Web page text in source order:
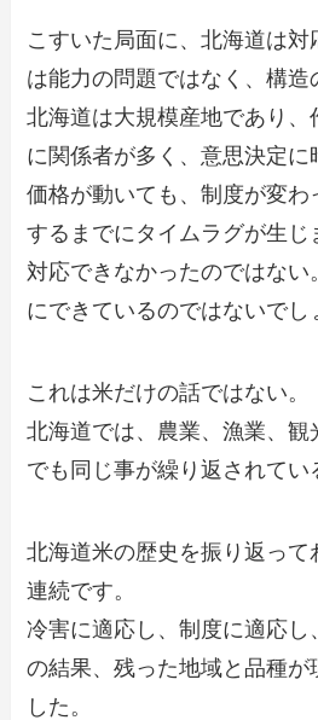
こすいた局面に、北海道は
は能力の問題ではなく、構造
北海道は大規模産地であり、
に関係者が多く、意思決定に
価格が動いても、制度が変わ
するまでにタイムラグが生じ
対応できなかったのではない
にできているのではないでし
これは米だけの話ではない。
北海道では、農業、漁業、観
でも同じ事が繰り返されてい
北海道米の歴史を振り返っ
連続です。
冷害に適応し、制度に適応し
の結果、残った地域と品種が
した。